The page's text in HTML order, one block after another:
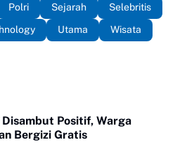
Polri Sejarah
Selebritis
Utama Wisata
Positif, Warga
Bergizi Gratis